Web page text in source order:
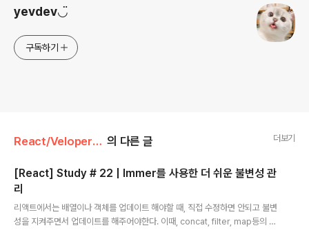
yevdev◡̈
구독하기
React/Velopert's React 의 다른 글 더보기
[React] Study # 22 | Immer를 사용한 더 쉬운 불변성 관
리
리액트에서는 배열이나 객체를 업데이트 해야할 때, 직접 수정하면 안되고 불변
성을 지켜주면서 업데이트를 해주어야한다. 이때, concat, filter, map등의 함